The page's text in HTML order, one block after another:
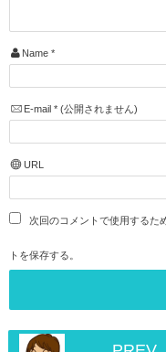
Name *
E-mail *(公開されません)
URL
次回のコメントで使用するた
トを保存する。